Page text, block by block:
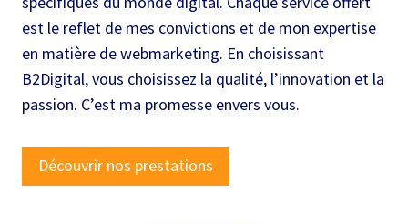
est le reflet de mes convictions et de mon expertise
en matière de webmarketing. En choisissant
B2Digital, vous choisissez la qualité, l’innovation et la
passion. C’est ma promesse envers vous.
Découvrir nos prestations